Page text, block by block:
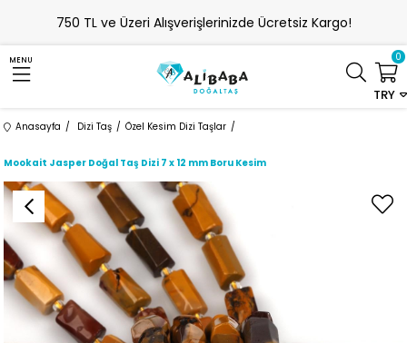
750 TL ve Üzeri Alışverişlerinizde Ücretsiz Kargo!
MENU
TRY
0
Anasayfa Dizi Taş Özel Kesim Dizi Taşlar
Mookait Jasper Doğal Taş Dizi 7 x 12 mm Boru Kesim